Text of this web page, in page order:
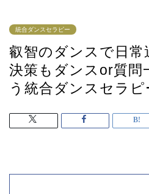
統合ダンスセラピー
叡智のダンスで日常
決策もダンスor質問
う統合ダンスセラピ